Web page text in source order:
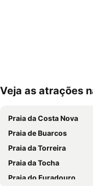
Ampliar mapa
Veja as atrações
Praia da Costa Nova
Praia de Buarcos
Praia da Torreira
Praia da Tocha
Praia do Furadouro